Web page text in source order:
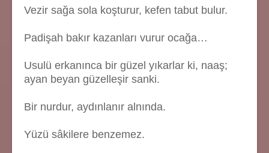
Vezir sağa sola koşturur, kefen tabut bulur.
Padişah bakır kazanları vurur ocağa…
Usulü erkanınca bir güzel yıkarlar ki, naaş;
ayan beyan güzelleşir sanki.
Bir nurdur, aydınlanır alnında.
Yüzü sâkilere benzemez.